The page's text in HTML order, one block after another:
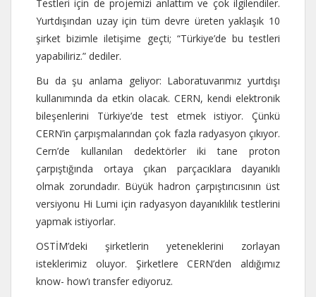
Testleri için de projemizi anlattım ve çok ilgilendiler.
Yurtdışından uzay için tüm devre üreten yaklaşık 10
şirket bizimle iletişime geçti; “Türkiye’de bu testleri
yapabiliriz.” dediler.
Bu da şu anlama geliyor: Laboratuvarımız yurtdışı
kullanımında da etkin olacak. CERN, kendi elektronik
bileşenlerini Türkiye’de test etmek istiyor. Çünkü
CERN’in çarpışmalarından çok fazla radyasyon çıkıyor.
Cern’de kullanılan dedektörler iki tane proton
çarpıştığında ortaya çıkan parçacıklara dayanıklı
olmak zorundadır. Büyük hadron çarpıştırıcısının üst
versiyonu Hi Lumi için radyasyon dayanıklılık testlerini
yapmak istiyorlar.
OSTİM’deki şirketlerin yeteneklerini zorlayan
isteklerimiz oluyor. Şirketlere CERN’den aldığımız
know- how’ı transfer ediyoruz.